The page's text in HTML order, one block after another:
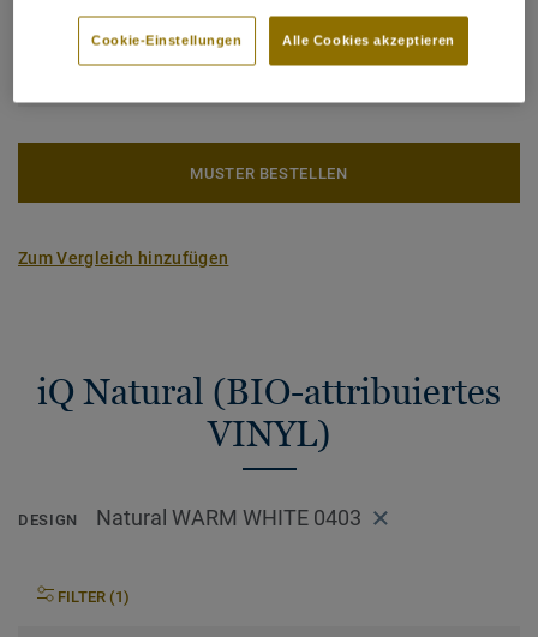
3.09 kg CO
2
2
MUSTER BESTELLEN
Zum Vergleich hinzufügen
iQ Natural (BIO-attribuiertes
VINYL)
DESIGN Natural WARM WHITE 0403
FILTER (1)
Alle Cookies akzeptieren
Cookie-Einstellungen